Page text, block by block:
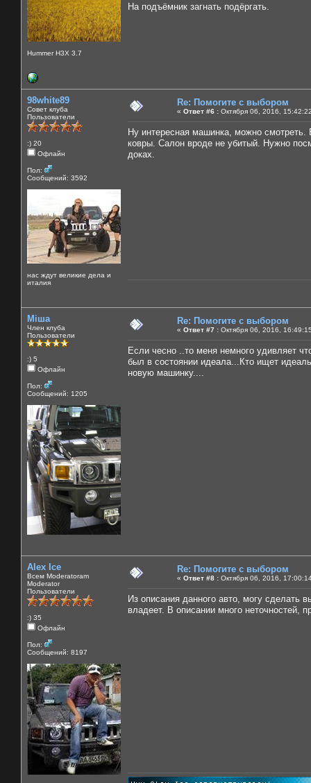
Hummer H3X 3.7
На подъёмник загнать подёргать.
98white89
Совет клуба
Пользователи
:) 20
Офлайн
Пол:
Сообщений: 3592
нас ждут великие дела и
италия
Re: Помогите с выбором
« Ответ #6 : Октября 06, 2016,
Ну интересная машинка, можно смотреть.
ковры. Салон вроде не убитый. Нужно
доках.
Міша
Член клуба
Пользователи
:) 5
Офлайн
Пол:
Сообщений: 1205
Re: Помогите с выбором
« Ответ #7 : Октября 06, 2016,
Если чесно ..то меня немного удивляет
был в состоянии идеала...Кто ищет
новую машинку....
Alex Ice
Всем Moderatoram
Moderator
Пользователи
:) 35
Офлайн
Пол:
Сообщений: 8197
Re: Помогите с выбором
« Ответ #8 : Октября 06, 2016,
Из описания данного авто, могу сделать
владеет. В описании много неточностей,